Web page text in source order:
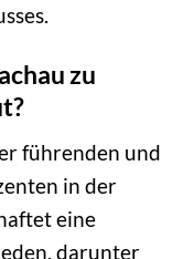
zu
führenden und
in der
eine
darunter